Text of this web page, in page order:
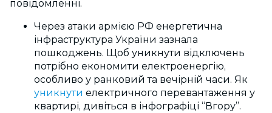
повідомленні.
Через атаки армією РФ енергетична
інфраструктура України зазнала
пошкоджень. Щоб уникнути відключень
потрібно економити електроенергію,
особливо у ранковий та вечірній часи. Як
уникнути електричного перевантаження у
квартирі, дивіться в інфографіці “Вгору”.